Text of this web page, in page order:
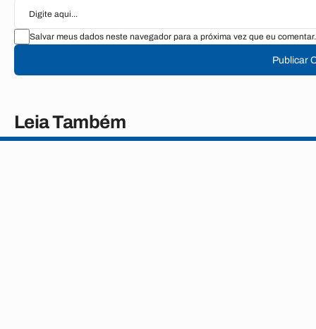
Salvar meus dados neste navegador para a próxima vez que eu comentar.
Publicar
Leia Também